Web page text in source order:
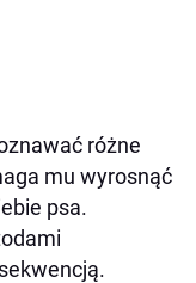
różne
mu wyrosnąć
psa.